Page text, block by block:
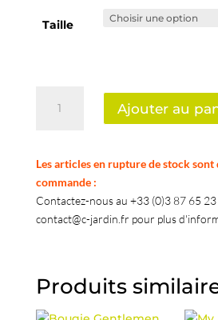
Taille
-
Sherwood
Ajouter au
Les articles en rupture de stock
commande :
Contactez-nous au +33 (0)3 87 65
contact@c-jardin.fr pour plus
Produits